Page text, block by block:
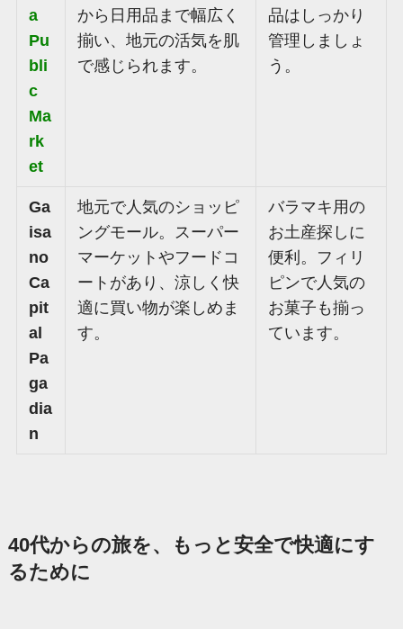
a
Pu
bli
c
Ma
rk
et
から日用品まで幅広く
揃い、地元の活気を肌
で感じられます。
品はしっかり
管理しましょ
う。
Ga
isa
no
Ca
pit
al
Pa
ga
dia
n
地元で人気のショッピ
ングモール。スーパー
マーケットやフードコ
ートがあり、涼しく快
適に買い物が楽しめま
す。
バラマキ用の
お土産探しに
便利。フィリ
ピンで人気の
お菓子も揃っ
ています。
40代からの旅を、もっと安全で快適にす
るために